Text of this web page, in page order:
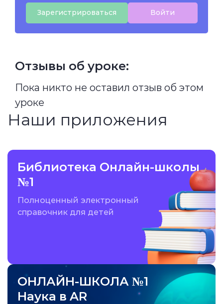
Зарегистрироваться Войти
Отзывы об уроке:
Пока никто не оставил отзыв об этом
уроке
Наши приложения
Библиотека Онлайн-школы
№1
Полноценный электронный
справочник для детей
ОНЛАЙН-ШКОЛА №1
Наука в AR